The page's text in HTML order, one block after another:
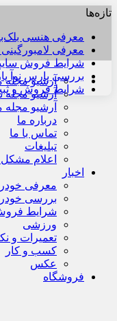
آرشیو مجله
آرشیو مجله
آرشیو مجله
درباره ما
تماس با ما
تبلیغات
اعلام
اخبار
معرفی
بررسی
شرایط
ورزشی
تعمیرات و
کسب و کار
عکس
فروشگاه
تازه‌ها
معرفی هنسی بلک‌برد ۲۰۳۰: بازگشت دنیای
معرفی لامبورگینی روئلتو میورا ۶۰
شرایط فروش
بررسی پارس نوآ
شرایط فروش و ثبت